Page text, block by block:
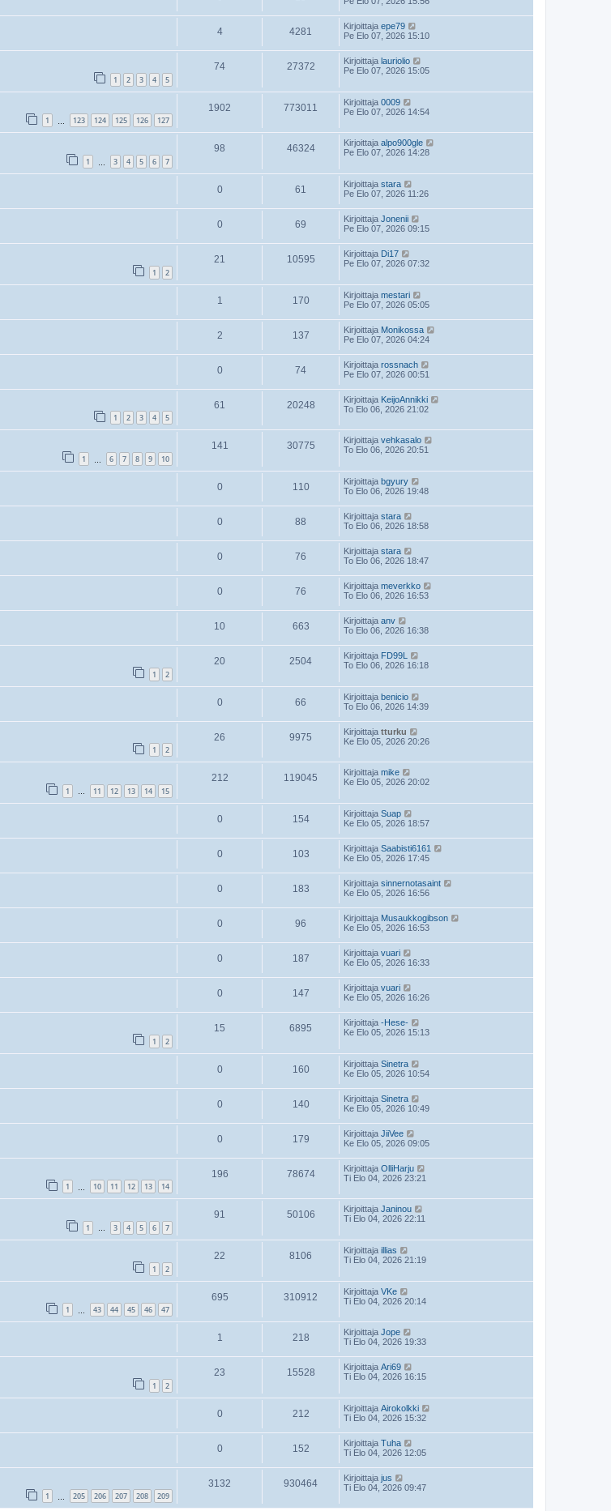
4 4281 Kirjoittaja epe79
Pe Elo 07, 2026 15:10
1 2 3 4 5
74 27372 Kirjoittaja lauriolio
Pe Elo 07, 2026 15:05
1 123 124 125 126 127
1902 773011 Kirjoittaja 0009
Pe Elo 07, 2026 14:54
1 3 4 5 6 7
98 46324 Kirjoittaja alpo900gle
Pe Elo 07, 2026 14:28
0 61 Kirjoittaja stara
Pe Elo 07, 2026 11:26
0 69 Kirjoittaja Jonenii
Pe Elo 07, 2026 09:15
1 2
21 10595 Kirjoittaja Di17
Pe Elo 07, 2026 07:32
1 170 Kirjoittaja mestari
Pe Elo 07, 2026 05:05
2 137 Kirjoittaja Monikossa
Pe Elo 07, 2026 04:24
0 74 Kirjoittaja rossnach
Pe Elo 07, 2026 00:51
1 2 3 4 5
61 20248 Kirjoittaja KeijoAnnikki
To Elo 06, 2026 21:02
1 6 7 8 9 10
141 30775 Kirjoittaja vehkasalo
To Elo 06, 2026 20:51
0 110 Kirjoittaja bgyury
To Elo 06, 2026 19:48
0 88 Kirjoittaja stara
To Elo 06, 2026 18:58
0 76 Kirjoittaja stara
To Elo 06, 2026 18:47
0 76 Kirjoittaja meverkko
To Elo 06, 2026 16:53
10 663 Kirjoittaja anv
To Elo 06, 2026 16:38
1 2
20 2504 Kirjoittaja FD99L
To Elo 06, 2026 16:18
0 66 Kirjoittaja benicio
To Elo 06, 2026 14:39
1 2
26 9975 Kirjoittaja tturku
Ke Elo 05, 2026 20:26
1 … 11 12 13 14 15
212 119045 Kirjoittaja mike
Ke Elo 05, 2026 20:02
0 154 Kirjoittaja Suap
Ke Elo 05, 2026 18:57
0 103 Kirjoittaja Saabisti6161
Ke Elo 05, 2026 17:45
0 183 Kirjoittaja sinnernotasaint
Ke Elo 05, 2026 16:56
0 96 Kirjoittaja Musaukkogibson
Ke Elo 05, 2026 16:53
0 187 Kirjoittaja vuari
Ke Elo 05, 2026 16:33
0 147 Kirjoittaja vuari
Ke Elo 05, 2026 16:26
1 2
15 6895 Kirjoittaja -Hese-
Ke Elo 05, 2026 15:13
0 160 Kirjoittaja Sinetra
Ke Elo 05, 2026 10:54
0 140 Kirjoittaja Sinetra
Ke Elo 05, 2026 10:49
0 179 Kirjoittaja JiiVee
Ke Elo 05, 2026 09:05
1 10 11 12 13 14
196 78674 Kirjoittaja OlliHarju
Ti Elo 04, 2026 23:21
1 … 3 4 5 6 7
91 50106 Kirjoittaja Janinou
Ti Elo 04, 2026 22:11
1 2
22 8106 Kirjoittaja illias
Ti Elo 04, 2026 21:19
1 43 44 45 46 47
695 310912 Kirjoittaja VKe
Ti Elo 04, 2026 20:14
1 218 Kirjoittaja Jope
Ti Elo 04, 2026 19:33
1 2
23 15528 Kirjoittaja Ari69
Ti Elo 04, 2026 16:15
0 212 Kirjoittaja Airokolkki
Ti Elo 04, 2026 15:32
0 152 Kirjoittaja Tuha
Ti Elo 04, 2026 12:05
1 205 206 207 208 209
3132 930464 Kirjoittaja jus
Ti Elo 04, 2026 09:47